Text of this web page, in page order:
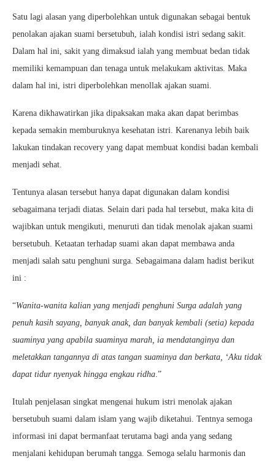
Satu lagi alasan yang diperbolehkan untuk digunakan sebagai bentuk
penolakan ajakan suami bersetubuh, ialah kondisi istri sedang sakit.
Dalam hal ini, sakit yang dimaksud ialah yang membuat bedan tidak
memiliki kemampuan dan tenaga untuk melakukam aktivitas. Maka
dalam hal ini, istri diperbolehkan menollak ajakan suami.
Karena dikhawatirkan jika dipaksakan maka akan dapat berimbas
kepada semakin memburuknya kesehatan istri. Karenanya lebih baik
lakukan tindakan recovery yang dapat membuat kondisi badan kembali
menjadi sehat.
Tentunya alasan tersebut hanya dapat digunakan dalam kondisi
sebagaimana terjadi diatas. Selain dari pada hal tersebut, maka kita di
wajibkan untuk mengikuti, menuruti dan tidak menolak ajakan suami
bersetubuh. Ketaatan terhadap suami akan dapat membawa anda
menjadi salah satu penghuni surga. Sebagaimana dalam hadist berikut
ini :
“Wanita-wanita kalian yang menjadi penghuni Surga adalah yang
penuh kasih sayang, banyak anak, dan banyak kembali (setia) kepada
suaminya yang apabila suaminya marah, ia mendatanginya dan
meletakkan tangannya di atas tangan suaminya dan berkata, ‘Aku tidak
dapat tidur nyenyak hingga engkau ridha.”
Itulah penjelasan singkat mengenai hukum istri menolak ajakan
bersetubuh suami dalam islam yang wajib diketahui. Tentnya semoga
informasi ini dapat bermanfaat terutama bagi anda yang sedang
menjalani kehidupan berumah tangga. Semoga selalu harmonis dan